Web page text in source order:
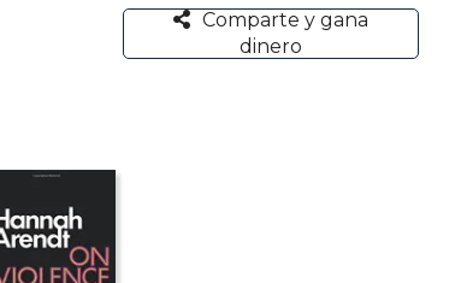
Comparte y gana
dinero